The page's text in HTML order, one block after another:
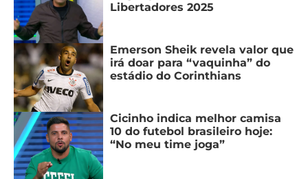
Libertadores 2025
Emerson Sheik revela valor que
irá doar para “vaquinha” do
estádio do Corinthians
Cicinho indica melhor camisa
10 do futebol brasileiro hoje:
“No meu time joga”